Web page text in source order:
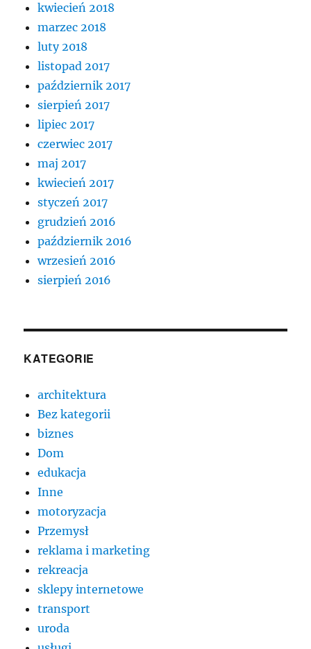
kwiecień 2018
marzec 2018
luty 2018
listopad 2017
październik 2017
sierpień 2017
lipiec 2017
czerwiec 2017
maj 2017
kwiecień 2017
styczeń 2017
grudzień 2016
październik 2016
wrzesień 2016
sierpień 2016
KATEGORIE
architektura
Bez kategorii
biznes
Dom
edukacja
Inne
motoryzacja
Przemysł
reklama i marketing
rekreacja
sklepy internetowe
transport
uroda